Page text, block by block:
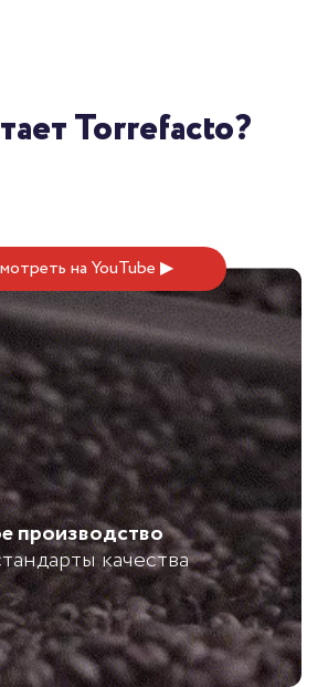
Torrefacto?
на YouTube ▶
производство
качества